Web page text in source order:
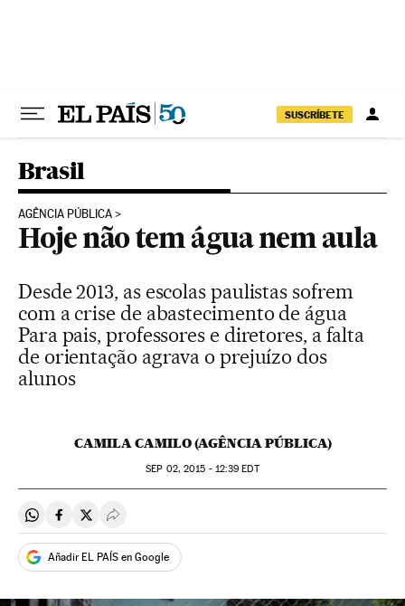
SUSCRÍBETE
Brasil
AGÊNCIA PÚBLICA
Hoje não tem água nem aula
Desde 2013, as escolas paulistas sofrem
com a crise de abastecimento de água
Para pais, professores e diretores, a falta
de orientação agrava o prejuízo dos
alunos
CAMILA CAMILO (AGÊNCIA PÚBLICA)
SEP 02, 2015 - 12:39 EDT
Compartir en Whatsapp
Compartir en Facebook
Compartir en Twitter
Desplegar Redes Sociales
Añadir EL PAÍS en Google